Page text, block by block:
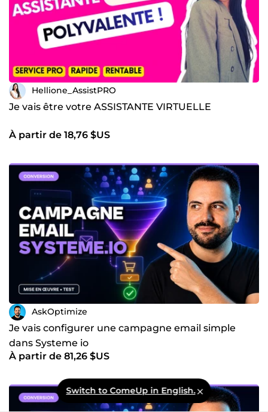
Hellione_AssistPRO
Je vais être votre ASSISTANTE VIRTUELLE
À partir de 18,76 $US
AskOptimize
Je vais configurer une campagne email simple
dans Systeme io
À partir de 81,26 $US
Switch to ComeUp in English.